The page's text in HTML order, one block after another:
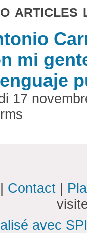
articles
mi
17
Contact
avec